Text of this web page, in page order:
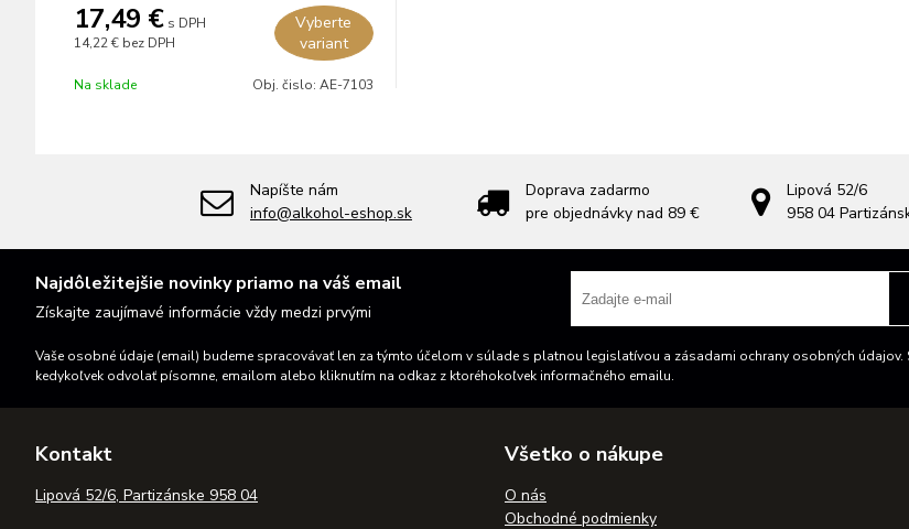
17,49 € s DPH
14,22 € bez DPH
Vyberte
variant
Na sklade Obj. čislo: AE-7103
Napíšte nám
info@alkohol-eshop.sk
Doprava zadarmo
pre objednávky nad 89 €
Lipová 52/6
958 04
Najdôležitejšie novinky priamo na váš email
Získajte zaujímavé informácie vždy medzi prvými
Vaše osobné údaje (email) budeme spracovávať len za týmto účelom v súlade s platnou legislatívou a zásadami ochrany osobných
kedykoľvek odvolať písomne, emailom alebo kliknutím na odkaz z ktoréhokoľvek informačného emailu.
Kontakt
Lipová 52/6, Partizánske 958 04
Všetko o nákupe
O nás
Obchodné podmienky